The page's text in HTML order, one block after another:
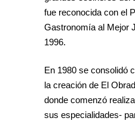
fue reconocida con el
Gastronomía al Mejor
1996.
En 1980 se consolidó
la creación de El
donde comenzó
sus especialidades-